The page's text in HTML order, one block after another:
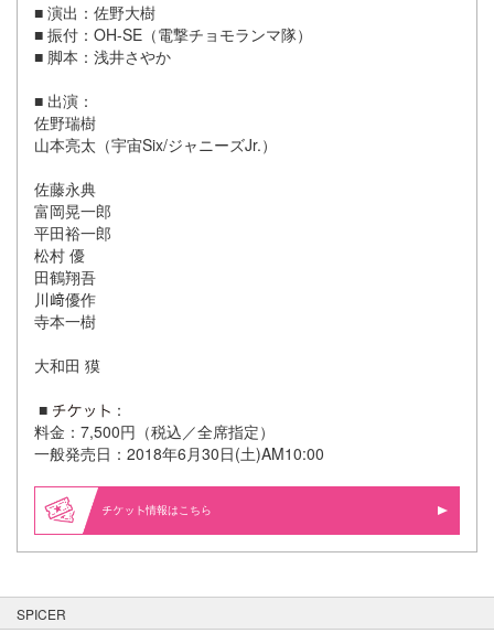
■ 演出：佐野⼤樹
■ 振付：OH-SE（電撃チョモランマ隊）
■ 脚本：浅井さやか
■ 出演：
佐野瑞樹
⼭本亮太（宇宙Six/ジャニーズJr.）
佐藤永典
富岡晃⼀郎
平⽥裕⼀郎
松村 優
⽥鶴翔吾
川﨑優作
寺本⼀樹
⼤和⽥ 獏
■
：
料⾦：7,500円（税込／全席指定）
⼀般発売⽇：2018年6⽉30⽇(⼟)AM10:00
情報はこちら
SPICER